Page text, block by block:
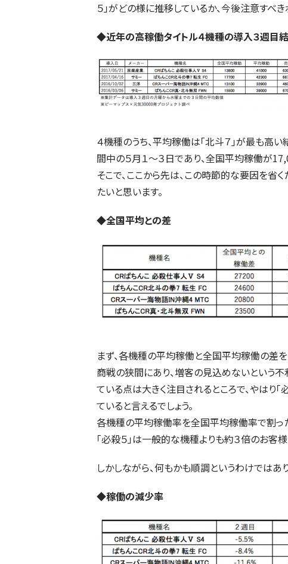
５」がどの様に推移しているか、今後注意すべ
◆近年の高稼働タイトル４機種の導入３週目
４機種のうち、平均稼働は「北斗７」が最も高
間中の５月１～３日であり、全国平均稼働が
そこで、ここから先は、この時節的な要因を省
たいと思います。
◆全国平均との差
まず、各機種の平均稼働と全国平均稼働の差を
商戦の狭間にあり、増客の見込めないという
ている点は大きく注目されるところで、やはり
ていると言えるでしょう。
各機種の平均稼働率を全国平均稼働率で割った
「必殺５」は一般的な機種よりも約３倍のお客
しかしながら、何もかも順調というわけではあ
◆稼働の減少率